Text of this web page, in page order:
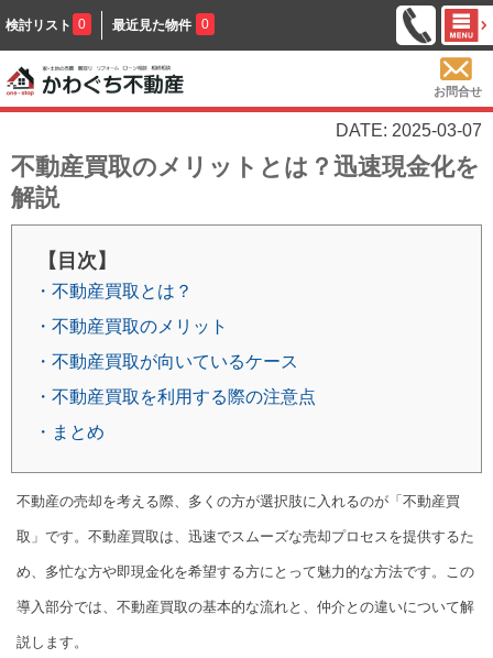
検討リスト 0 最近見た物件 0
お問合せ
DATE: 2025-03-07
不動産買取のメリットとは？迅速現金化を
解説
【目次】
・不動産買取とは？
・不動産買取のメリット
・不動産買取が向いているケース
・不動産買取を利用する際の注意点
・まとめ
不動産の売却を考える際、多くの方が選択肢に入れるのが「不動産買
取」です。不動産買取は、迅速でスムーズな売却プロセスを提供するた
め、多忙な方や即現金化を希望する方にとって魅力的な方法です。この
導入部分では、不動産買取の基本的な流れと、仲介との違いについて解
説します。